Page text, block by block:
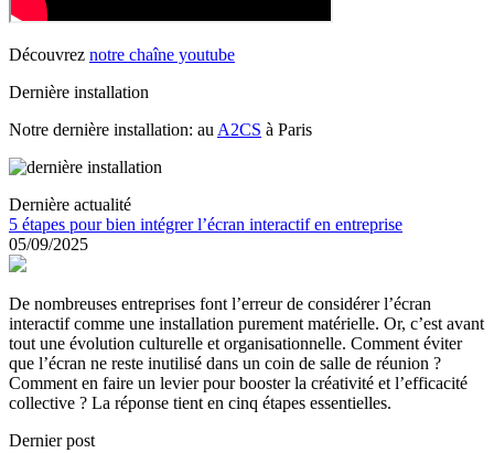
Découvrez notre chaîne youtube
Dernière installation
Notre dernière installation: au A2CS à Paris
Dernière actualité
5 étapes pour bien intégrer l’écran interactif en entreprise
05/09/2025
De nombreuses entreprises font l’erreur de considérer l’écran
interactif comme une installation purement matérielle. Or, c’est avant
tout une évolution culturelle et organisationnelle. Comment éviter
que l’écran ne reste inutilisé dans un coin de salle de réunion ?
Comment en faire un levier pour booster la créativité et l’efficacité
collective ? La réponse tient en cinq étapes essentielles.
Dernier post